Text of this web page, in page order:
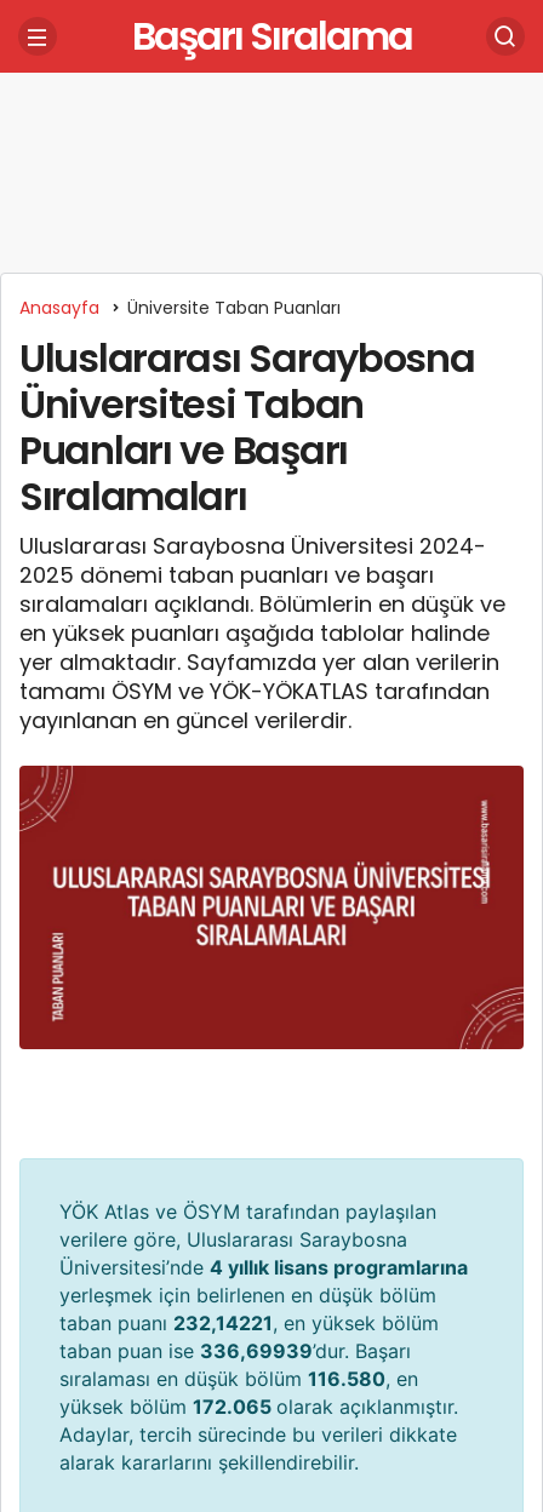
Başarı Sıralama
Anasayfa Üniversite Taban Puanları
Uluslararası Saraybosna
Üniversitesi Taban
Puanları ve Başarı
Sıralamaları
Uluslararası Saraybosna Üniversitesi 2024-
2025 dönemi taban puanları ve başarı
sıralamaları açıklandı. Bölümlerin en düşük ve
en yüksek puanları aşağıda tablolar halinde
yer almaktadır. Sayfamızda yer alan verilerin
tamamı ÖSYM ve YÖK-YÖKATLAS tarafından
yayınlanan en güncel verilerdir.
YÖK Atlas ve ÖSYM tarafından paylaşılan
verilere göre, Uluslararası Saraybosna
Üniversitesi’nde 4 yıllık lisans programlarına
yerleşmek için belirlenen en düşük bölüm
taban puanı 232,14221, en yüksek bölüm
taban puan ise 336,69939’dur. Başarı
sıralaması en düşük bölüm 116.580, en
yüksek bölüm 172.065 olarak açıklanmıştır.
Adaylar, tercih sürecinde bu verileri dikkate
alarak kararlarını şekillendirebilir.